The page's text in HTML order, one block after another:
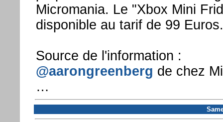
Micromania. Le "Xbox Mini
disponible au tarif de 99 Euros.
Source de l'information :
@aarongreenberg de chez
…